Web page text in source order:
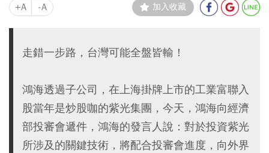
+A -A 加入收藏
走錯一步路，台灣可能全盤皆輸！
鴻海透過子公司，在上海掛牌上市的工業富聯入
股當年是炒股咖的紫光集團，今天，鴻海向經濟
部投審會遞件，鴻海的發言人說：對於投資紫光
所涉及的關鍵技術，將配合投審會進度，向外界